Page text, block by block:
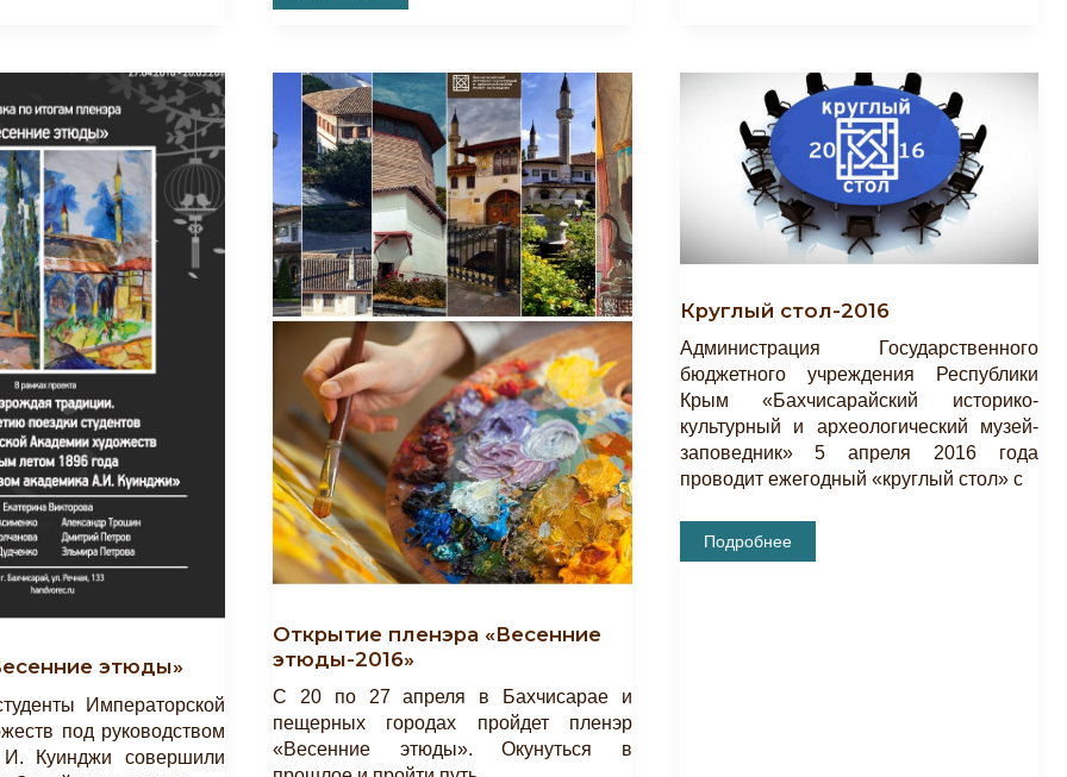
2016»
этюды»
Императорской
под руководством
Куинджи совершили
Открытие пленэра «Весенние
этюды-2016»
С 20 по 27 апреля в Бахчисарае и
пещерных городах пройдет пленэр
«Весенние этюды». Окунуться в
Круглый стол-2016
Администрация Государственного
бюджетного учреждения Республики
Крым «Бахчисарайский историко-
культурный и археологический музей-
заповедник» 5 апреля 2016 года
проводит ежегодный «круглый стол» с
Круглый
Стол-2016
Подробнее